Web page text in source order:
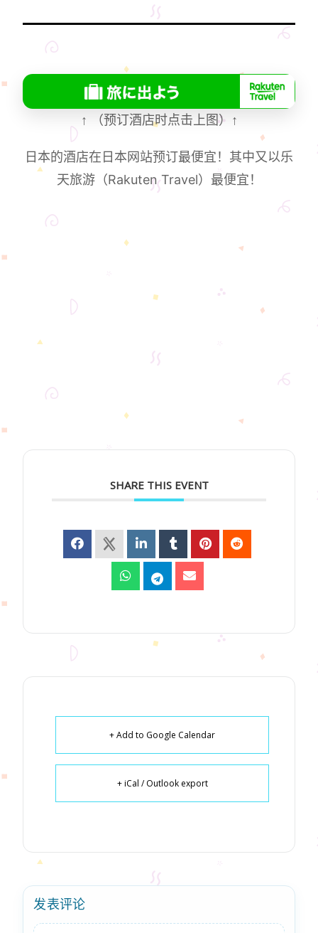
↑ （预订酒店时点击上图） ↑
日本的酒店在日本网站预订最便宜！其中又以乐
天旅游（Rakuten Travel）最便宜！
SHARE THIS EVENT
+ Add to Google Calendar
+ iCal / Outlook export
发表评论